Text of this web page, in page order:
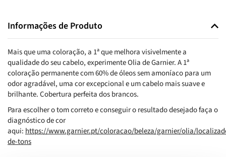
Informações de Produto
Mais que uma coloração, a 1ª que melhora visivelmente a
qualidade do seu cabelo, experimente Olia de Garnier. A 1ª
coloração permanente com 60% de óleos sem amoníaco para um
odor agradável, uma cor excepcional e um cabelo mais suave e
brilhante. Cobertura perfeita dos brancos.
Para escolher o tom correto e conseguir o resultado desejado faça o
diagnóstico de cor
aqui:https://www.garnier.pt/coloracao/beleza/garnier/olia/
de-tons